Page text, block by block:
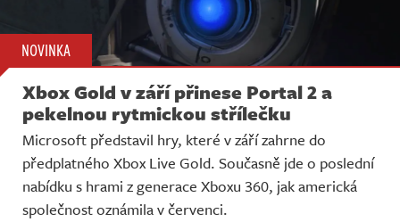
NOVINKA
Xbox Gold v září přinese Portal 2 a
pekelnou rytmickou střílečku
Microsoft představil hry, které v září zahrne do
předplatného Xbox Live Gold. Současně jde o poslední
nabídku s hrami z generace Xboxu 360, jak americká
společnost oznámila v červenci.